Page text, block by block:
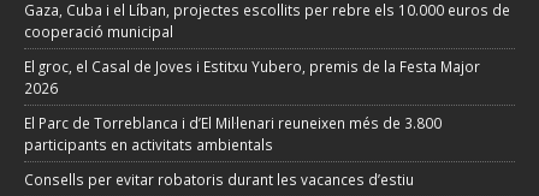
Gaza, Cuba i el Líban, projectes escollits per rebre els 10.000 euros de
cooperació municipal
El groc, el Casal de Joves i Estitxu Yubero, premis de la Festa Major
2026
El Parc de Torreblanca i d’El Mil·lenari reuneixen més de 3.800
participants en activitats ambientals
Consells per evitar robatoris durant les vacances d’estiu